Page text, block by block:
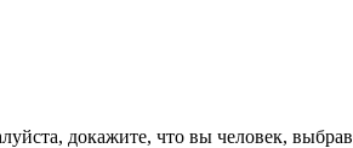
докажите, что вы человек, выбрав